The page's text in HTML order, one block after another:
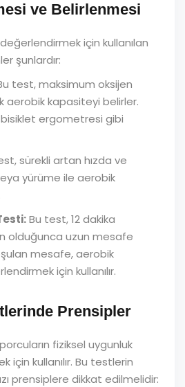
ve Belirlenmesi
değerlendirmek için kullanılan
şunlardır:
test, maksimum oksijen
aerobik kapasiteyi belirler.
ergometresi gibi
sürekli artan hızda ve
yürüme ile aerobik
Bu test, 12 dakika
olduğunca uzun mesafe
mesafe, aerobik
için kullanılır.
Prensipler
fiziksel uygunluk
için kullanılır. Bu testlerin
prensiplere dikkat edilmelidir: